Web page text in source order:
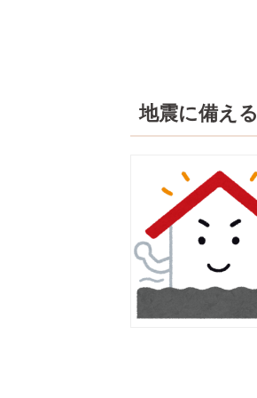
地震に備える